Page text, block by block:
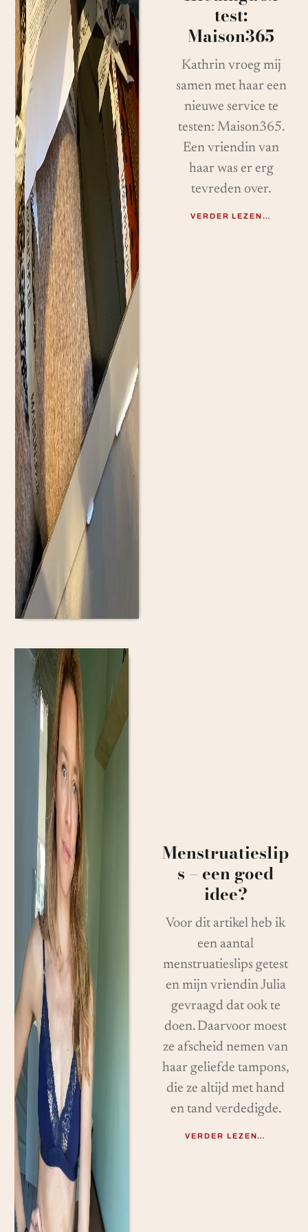
test:
Maison365
Kathrin vroeg mij
samen met haar een
nieuwe service te
testen: Maison365.
Een vriendin van
haar was er erg
tevreden over.
VERDER LEZEN…
Menstruatieslip
s – een goed
idee?
Voor dit artikel heb ik
een aantal
menstruatieslips getest
en mijn vriendin Julia
gevraagd dat ook te
doen. Daarvoor moest
ze afscheid nemen van
haar geliefde tampons,
die ze altijd met hand
en tand verdedigde.
VERDER LEZEN…